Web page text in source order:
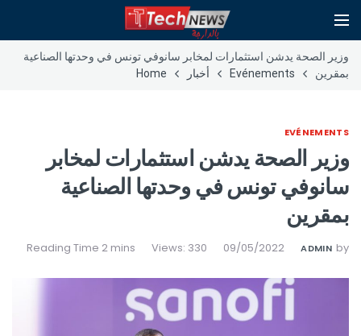
وزير الصحة يدشن استثمارات لمخابر سانوفي تونس في وحدتها الصناعية
بمقرين
Evénements أخبار Home
EVÉNEMENTS
وزير الصحة يدشن استثمارات لمخابر
سانوفي تونس في وحدتها الصناعية
بمقرين
by
ADMIN
09/05/2022
Views: 330